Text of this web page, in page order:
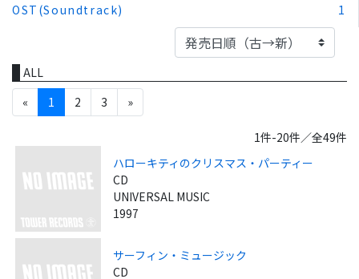
OST(Soundtrack)
1
ALL
«
1 2 3 »
1件-20件／全49件
ハローキティのクリスマス・パーティー
CD
UNIVERSAL MUSIC
1997
サーフィン・ミュージック
CD